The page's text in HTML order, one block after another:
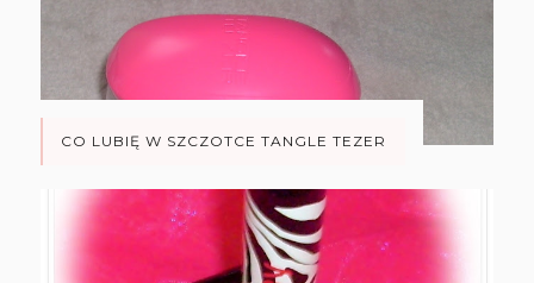
CO LUBIĘ W SZCZOTCE TANGLE TEZER